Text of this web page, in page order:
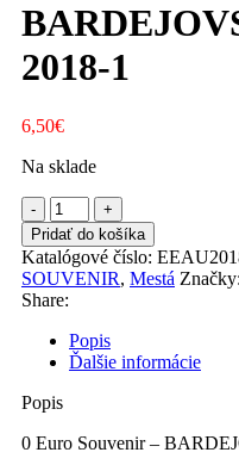
2018-1
6,50€
Na sklade
množstvo
BARDEJOVSKÉ
KÚPELE
2018-
1
Pridať do košíka
Katalógové číslo:
SOUVENIR, Mestá Značky:
Share:
Popis
Ďalšie informácie
Popis
0 Euro Souvenir –